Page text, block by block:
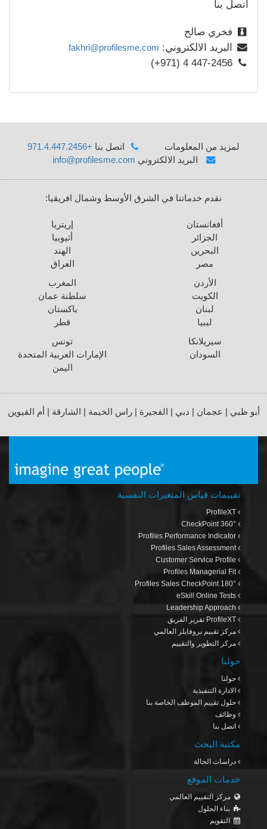
اتصل بنا
فخري صالح
البريد الالكتروني: fakhri@profilesme.com
(+971) 4 447-2456
لمزيد من المعلومات اتصل بنا +971.4.447.2456
البريد الالكتروني info@profilesme.com
نقدم خدماتنا في الشرق الأوسط وشمال افريقيا:
أفغانستان
الجزائر
البحرين
مصر
إريتريا
أثيوبيا
الهند
العراق
الأردن
الكويت
لبنان
ليبيا
المغرب
سلطنة عمان
باكستان
قطر
سيريلانكا
السودان
تونس
الإمارات العربية المتحدة
اليمن
أبو ظبي | عجمان | دبي | الفجيرة | راس الخيمة | الشارقة | أم القيوين
تقييمات قياس المتغيرات النفسية
ProfileXT
CheckPoint 360°
Profiles Performance Indicator
Profiles Sales Assessment
Customer Service Profile
Profiles Managerial Fit
Profiles Sales CheckPoint 180°
ProfileXT تقرير الفريق
مركز تقييم بروفايلز العالمي
مركز التطوير والتقييم
حولنا
حولنا
الادارة التنفيذية
حلول تقييم الموظف الخاصة بنا
وظائف
اتصل بنا
مكتبة البحث
دراسات الحالة
خدمات الموقع
مركز التقييم العالمي
بناء الحلول
التقويم